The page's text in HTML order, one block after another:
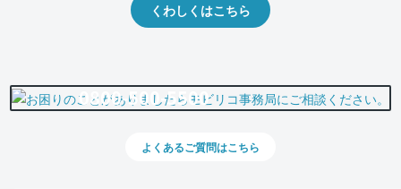
くわしくはこちら
0800-500-5500
よくあるご質問はこちら